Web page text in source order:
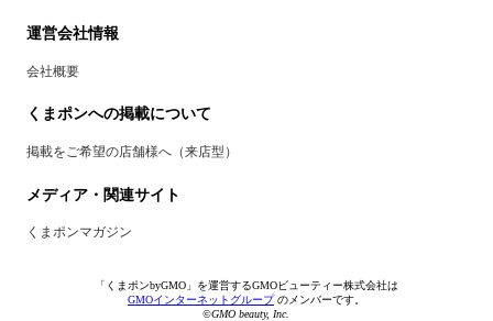
運営会社情報
会社概要
くまポンへの掲載について
掲載をご希望の店舗様へ（来店型）
メディア・関連サイト
くまポンマガジン
「くまポンbyGMO」を運営するGMOビューティー株式会社は
GMOインターネットグループのメンバーです。
©GMO beauty, Inc.